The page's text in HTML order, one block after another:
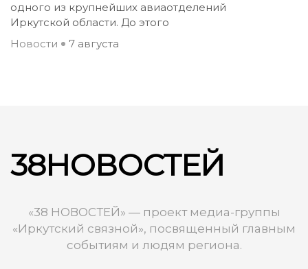
одного из крупнейших авиаотделений
Иркутской области. До этого
Новости
7 августа
38НОВОСТЕЙ
«38 НОВОСТЕЙ» — проект медиа-группы
«Иркутский связной», посвященный главным
событиям и людям региона.